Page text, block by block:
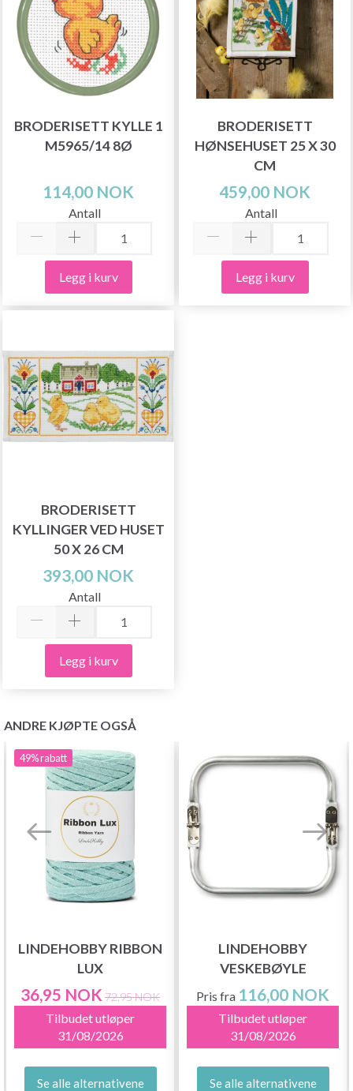
BRODERISETT KYLLE 1
M5965/14 8Ø
114,00 NOK
Antall
Legg i kurv
BRODERISETT
HØNSEHUSET 25 X 30
CM
459,00 NOK
Antall
Legg i kurv
BRODERISETT
KYLLINGER VED HUSET
50 X 26 CM
393,00 NOK
Antall
Legg i kurv
ANDRE KJØPTE OGSÅ
49%rabatt
LINDEHOBBY RIBBON
LUX
36,95 NOK 72,95 NOK
Tilbudet utløper
31/08/2026
Se alle alternativene
LINDEHOBBY
VESKEBØYLE
Pris fra 116,00 NOK
Tilbudet utløper
31/08/2026
Se alle alternativene